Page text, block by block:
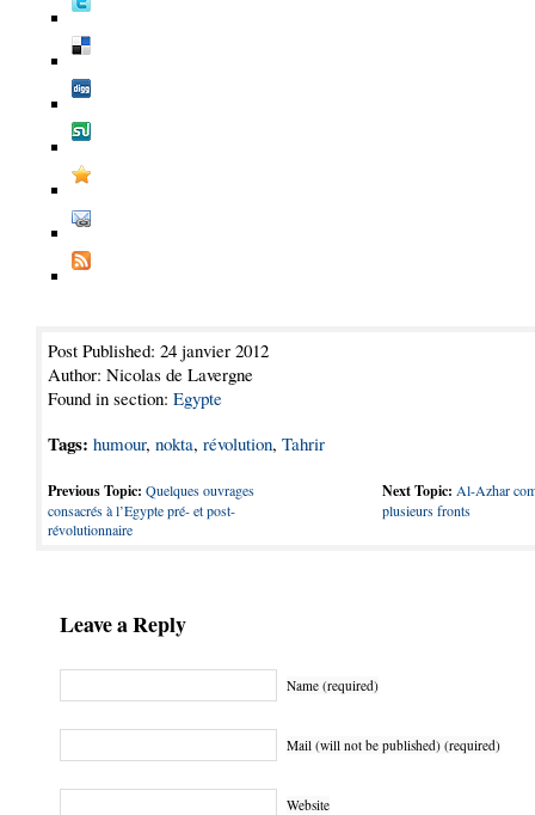
Post Published: 24 janvier 2012
Author: Nicolas de Lavergne
Found in section: Egypte
Tags: humour, nokta, révolution, Tahrir
Previous Topic: Quelques ouvrages
consacrés à l’Egypte pré- et post-
révolutionnaire
Next Topic: Al-Azhar
plusieurs fronts
Leave a Reply
Name (required)
Mail (will not be published) (required)
Website